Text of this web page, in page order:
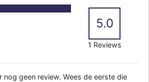
5.0
1 Reviews
nog geen review. Wees de eerste die